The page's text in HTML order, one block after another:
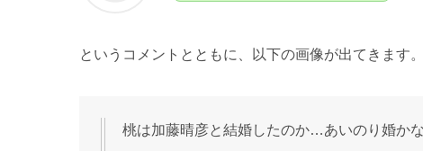
というコメントとともに、以下の画像が出てきます。
桃は加藤晴彦と結婚したのか…あいのり婚かな